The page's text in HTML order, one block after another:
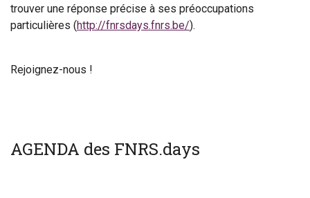
trouver une réponse précise à ses préoccupations
particulières (http://fnrsdays.fnrs.be/).
Rejoignez-nous !
AGENDA des FNRS.days